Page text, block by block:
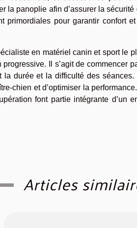
la panoplie afin d’assurer la
pour garantir confort
en matériel canin et sport le
Il s’agit de commencer
la durée et la difficulté des
chien et d’optimiser la
font partie intégrante d’un
Articles